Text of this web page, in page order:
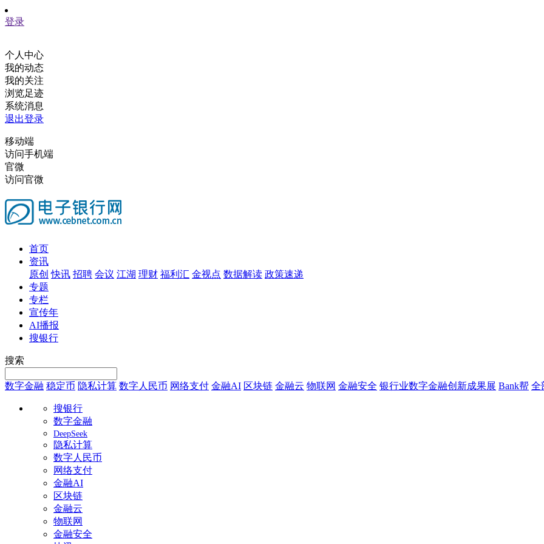
登录
个人中心
我的动态
我的关注
浏览足迹
系统消息
退出登录
移动端
访问手机端
官微
访问官微
首页
资讯
原创 快讯 招聘 会议 江湖 理财 福利汇 金视点 数据解读 政策速递
专题
专栏
宣传年
AI播报
搜银行
搜索
数字金融 稳定币 隐私计算 数字人民币 网络支付 金融AI 区块链 金融云 物联网 金融安全 银行业数字金融创新成果展 Bank帮 全
搜银行
数字金融
DeepSeek
隐私计算
数字人民币
网络支付
金融AI
区块链
金融云
物联网
金融安全